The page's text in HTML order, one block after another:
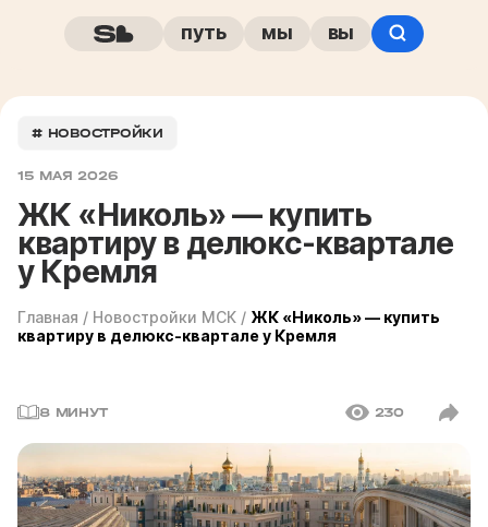
путь мы вы
# НОВОСТРОЙКИ
15 МАЯ 2026
ЖК «Николь» — купить
квартиру в делюкс-квартале
у Кремля
Главная / Новостройки МСК / ЖК «Николь» — купить
квартиру в делюкс-квартале у Кремля
8 МИНУТ 230